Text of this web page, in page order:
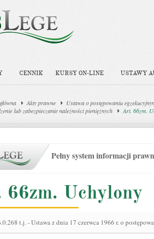
CENNIK KURSY ON-LINE USTAWY
Akty prawne Ustawa o postępowaniu
lub zabezpieczanie należności pieniężnych
Art. 66zm.
Pełny system informacji
Uchylony
t.j.-Ustawa z dnia 17 czerwca 1966 r. o